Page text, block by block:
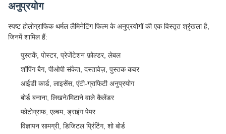
अनुप्रयोग
स्पष्ट होलोग्राफिक थर्मल लैमिनेटिंग फिल्म के अनुप्रयोगों की एक विस्तृत श्रृंखला है,
जिनमें शामिल हैं:
पुस्तकें, पोस्टर, प्रेजेंटेशन फ़ोल्डर, लेबल
शॉपिंग बैग, पीओपी संकेत, दस्तावेज़, पुस्तक कवर
आईडी कार्ड, लाइसेंस, एंटी-ग्राफिटी अनुप्रयोग
बोर्ड बनाना, लिखने/मिटाने वाले कैलेंडर
फोटोग्राफ, एल्बम, ड्राइंग पेपर
विज्ञापन सामग्री, डिजिटल प्रिंटिंग, शो बोर्ड